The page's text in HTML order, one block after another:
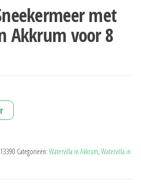
met
Akkrum voor 8
Categorieën: Watervilla in Akkrum, Watervilla in